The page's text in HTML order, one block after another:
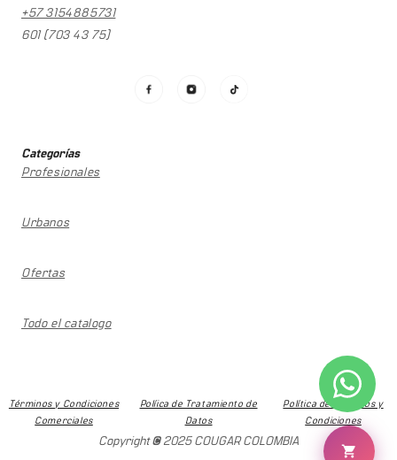
+57 3154885731
601 (703 43 75)
Categorías
Profesionales
Urbanos
Ofertas
Todo el catalogo
Términos y Condiciones
Comerciales
Políica de Tratamiento de
Datos
Política de términos y
Condiciones
Copyright © 2025 COUGAR COLOMBIA